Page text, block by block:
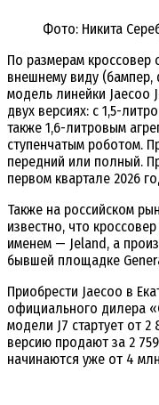
Фото: Никита
По размерам кроссовер
внешнему виду
модель линейки Jaecoo
двух версиях: с 1,5-
также 1,6-литровым
ступенчатым роботом.
передний или полный.
первом квартале 2026
Также на российском
известно, что
именем — Jeland, а
бывшей площадке
Приобрести Jaecoo в
официального дилера
модели J7 стартует от
версию продают за 2
начинаются уже от 4